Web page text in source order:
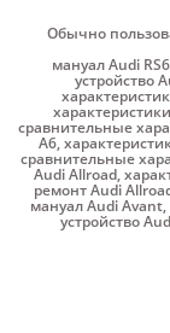
Обычно
мануал Audi RS6
устройство
сравнительные
A6,
сравнительные
Audi Allroad,
ремонт Audi
мануал Audi Avant,
устройство